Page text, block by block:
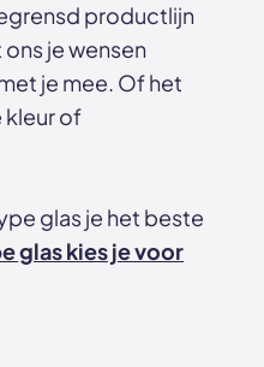
productlijn
je wensen
je mee. Of het
kleur of
glas je het beste
glas kies je voor